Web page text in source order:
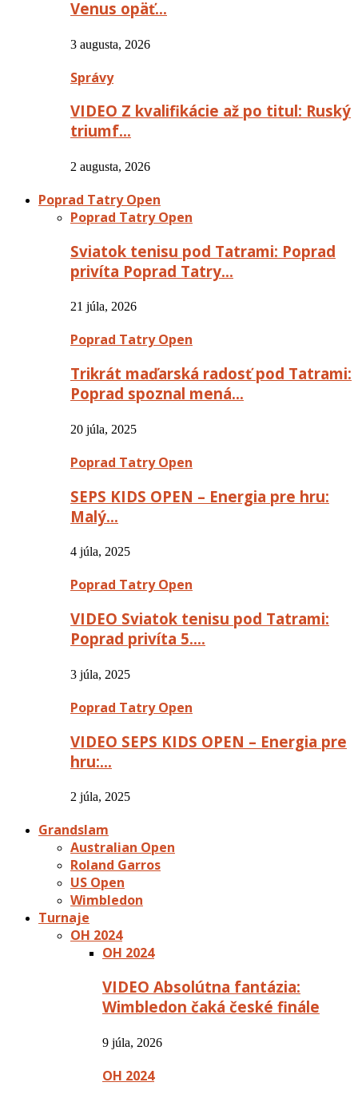
Venus opäť…
3 augusta, 2026
Správy
VIDEO Z kvalifikácie až po titul: Ruský
triumf…
2 augusta, 2026
Poprad Tatry Open
Poprad Tatry Open
Sviatok tenisu pod Tatrami: Poprad
privíta Poprad Tatry…
21 júla, 2026
Poprad Tatry Open
Trikrát maďarská radosť pod Tatrami:
Poprad spoznal mená…
20 júla, 2025
Poprad Tatry Open
SEPS KIDS OPEN – Energia pre hru:
Malý…
4 júla, 2025
Poprad Tatry Open
VIDEO Sviatok tenisu pod Tatrami:
Poprad privíta 5….
3 júla, 2025
Poprad Tatry Open
VIDEO SEPS KIDS OPEN – Energia pre
hru:…
2 júla, 2025
Grandslam
Australian Open
Roland Garros
US Open
Wimbledon
Turnaje
OH 2024
OH 2024
VIDEO Absolútna fantázia:
Wimbledon čaká české finále
9 júla, 2026
OH 2024